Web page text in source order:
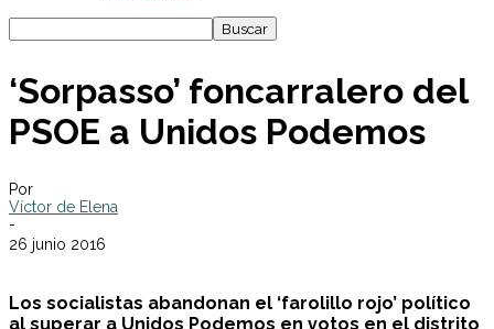
‘Sorpasso’ foncarralero del
PSOE a Unidos Podemos
Por
Víctor de Elena
-
26 junio 2016
Los socialistas abandonan el ‘farolillo rojo’ político
al superar a Unidos Podemos en votos en el distrito